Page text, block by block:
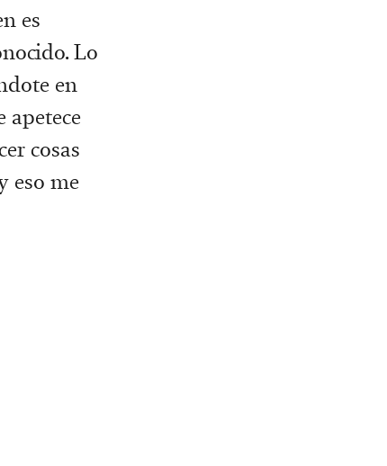
es
Lo
en
apetece
cosas
eso me